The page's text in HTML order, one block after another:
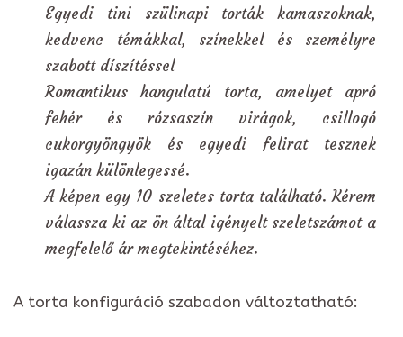
Egyedi tini szülinapi torták kamaszoknak,
kedvenc témákkal, színekkel és személyre
szabott díszítéssel
Romantikus hangulatú torta, amelyet apró
fehér és rózsaszín virágok, csillogó
cukorgyöngyök és egyedi felirat tesznek
igazán különlegessé.
A képen egy 10 szeletes torta található. Kérem
válassza ki az ön által igényelt szeletszámot a
megfelelő ár megtekintéséhez.
A torta konfiguráció szabadon változtatható: